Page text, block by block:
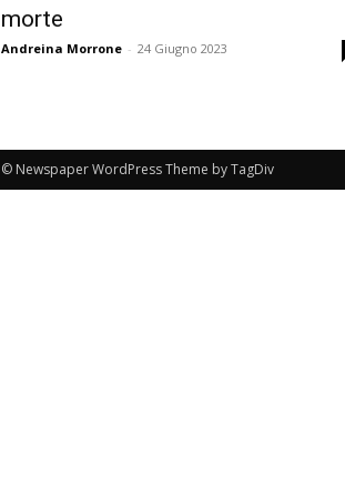
morte
Andreina Morrone - 24 Giugno 2023
© Newspaper WordPress Theme by TagDiv